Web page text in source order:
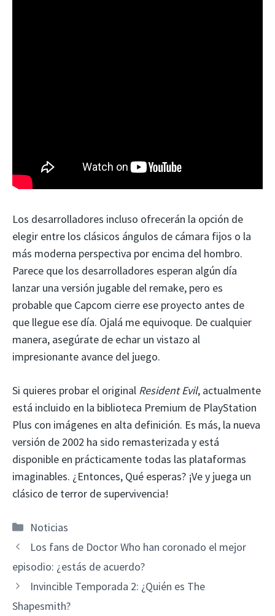
Los desarrolladores incluso ofrecerán la opción de
elegir entre los clásicos ángulos de cámara fijos o la
más moderna perspectiva por encima del hombro.
Parece que los desarrolladores esperan algún día
lanzar una versión jugable del remake, pero es
probable que Capcom cierre ese proyecto antes de
que llegue ese día. Ojalá me equivoque. De cualquier
manera, asegúrate de echar un vistazo al
impresionante avance del juego.
Si quieres probar el original Resident Evil, actualmente
está incluido en la biblioteca Premium de PlayStation
Plus con imágenes en alta definición. Es más, la nueva
versión de 2002 ha sido remasterizada y está
disponible en prácticamente todas las plataformas
imaginables. ¿Entonces, Qué esperas? ¡Ve y juega un
clásico de terror de supervivencia!
Categorías
Noticias
Los fans de Doctor Who han coronado el mejor
episodio: ¿estás de acuerdo?
Invincible Temporada 2: ¿Quién es The
Shapesmith?